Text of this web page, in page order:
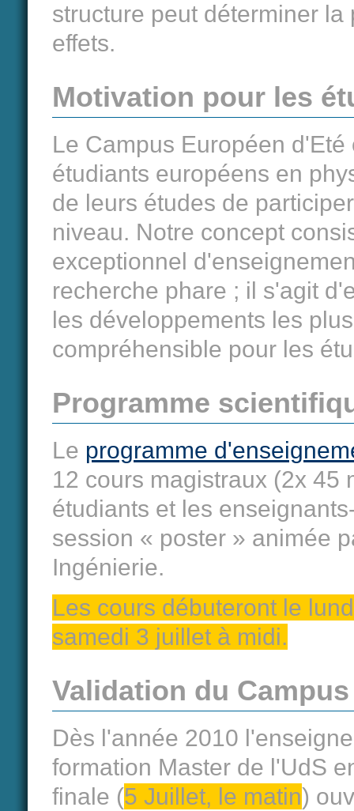
structure peut déterminer
effets.
Motivation pour les
Le Campus Européen
étudiants européens en
de leurs études de
niveau. Notre concept
exceptionnel
recherche phare ; il s'agit
les développements les
compréhensible pour les
Programme
Le programme
12 cours magistraux (2x 45
étudiants et les
session « poster » animée
Ingénierie.
Les cours débuteront le
samedi 3 juillet à midi.
Validation du
Dès l'année 2010
formation Master de l'UdS
finale (5 Juillet, le matin)